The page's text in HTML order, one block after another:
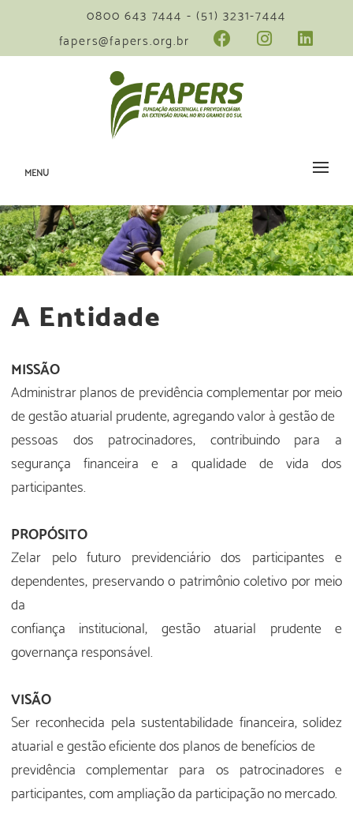
0800 643 7444 - (51) 3231-7444
fapers@fapers.org.br
MENU
A Entidade
MISSÃO
Administrar planos de previdência complementar por meio
de gestão atuarial prudente, agregando valor à gestão de
pessoas dos patrocinadores, contribuindo para a
segurança financeira e a qualidade de vida dos
participantes.
PROPÓSITO
Zelar pelo futuro previdenciário dos participantes e
dependentes, preservando o patrimônio coletivo por meio
da
confiança institucional, gestão atuarial prudente e
governança responsável.
VISÃO
Ser reconhecida pela sustentabilidade financeira, solidez
atuarial e gestão eficiente dos planos de benefícios de
previdência complementar para os patrocinadores e
participantes, com ampliação da participação no mercado.